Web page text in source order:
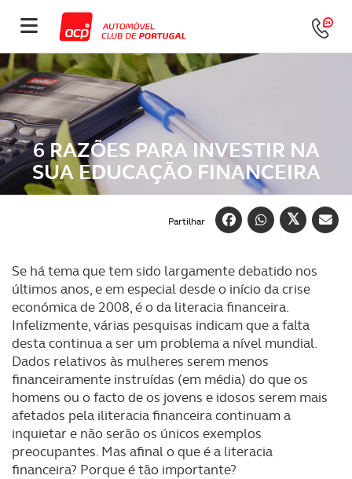
6 RAZÕES PARA INVESTIR NA
SUA EDUCAÇÃO FINANCEIRA
Partilhar
Se há tema que tem sido largamente debatido nos
últimos anos, e em especial desde o início da crise
económica de 2008, é o da literacia financeira.
Infelizmente, várias pesquisas indicam que a falta
desta continua a ser um problema a nível mundial.
Dados relativos às mulheres serem menos
financeiramente instruídas (em média) do que os
homens ou o facto de os jovens e idosos serem mais
afetados pela iliteracia financeira continuam a
inquietar e não serão os únicos exemplos
preocupantes. Mas afinal o que é a literacia
financeira? Porque é tão importante?